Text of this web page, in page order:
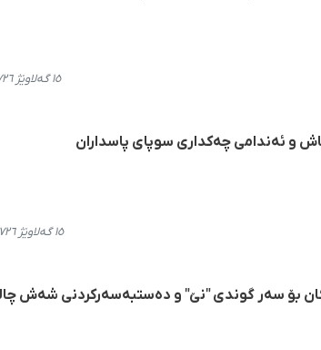
١٥ گەلاوێژ ٢٧٢٦، ١٩:٠٦
و ئەندامی چەکداری سوپای پاسداران
١٥ گەلاوێژ ٢٧٢٦، ١٤:٢٤
بۆ سەر گوندی "نێ" و دەستبەسەرکردنی شەش